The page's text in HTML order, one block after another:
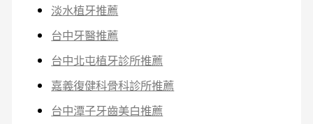
淡水植牙推薦
台中牙醫推薦
台中北屯植牙診所推薦
嘉義復健科骨科診所推薦
台中潭子牙齒美白推薦